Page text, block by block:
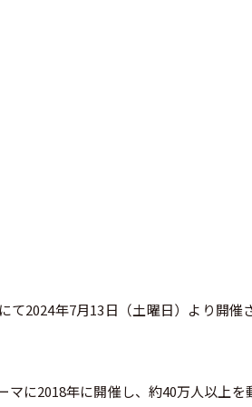
て2024年7月13日（土曜日）より開
マに2018年に開催し、約40万人以上